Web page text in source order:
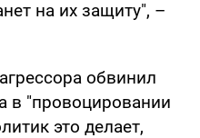
на их защиту", –
обвинил
в "провоцировании
это делает,